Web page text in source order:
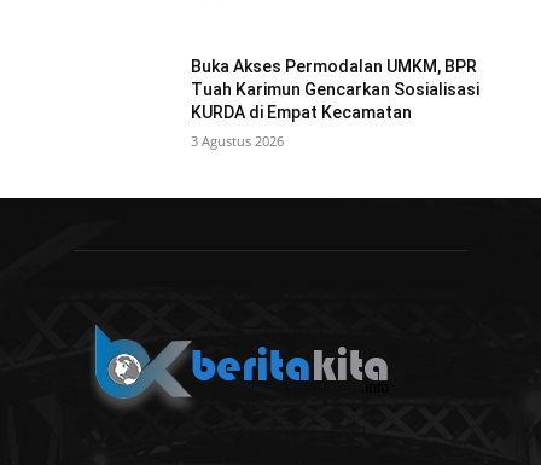
Buka Akses Permodalan UMKM, BPR
Tuah Karimun Gencarkan Sosialisasi
KURDA di Empat Kecamatan
3 Agustus 2026